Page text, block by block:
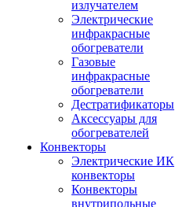
излучателем
Электрические
инфракрасные
обогреватели
Газовые
инфракрасные
обогреватели
Дестратификаторы
Аксессуары для
обогревателей
Конвекторы
Электрические ИК
конвекторы
Конвекторы
внутрипольные